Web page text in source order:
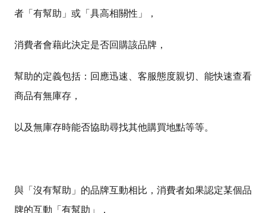
者「有幫助」或「具高相關性」，
消費者會藉此決定是否回購該品牌，
幫助的定義包括：回應迅速、客服態度親切、能快速查看
商品有無庫存，
以及無庫存時能否協助尋找其他購買地點等等。
與「沒有幫助」的品牌互動相比，消費者如果認定某個品
牌的互動「有幫助」，